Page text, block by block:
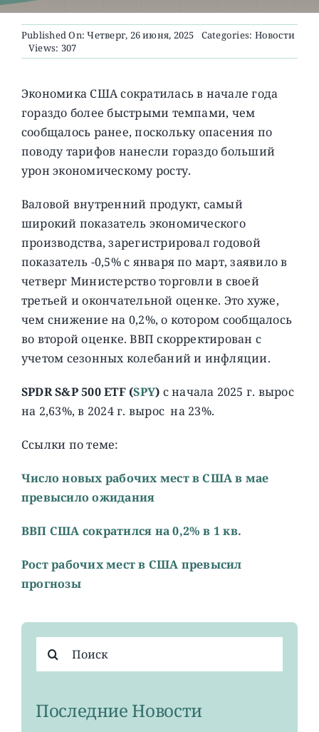
О ПРОЕКТЕ
Published On: Четверг, 26 июня, 2025 Categories: Новости
Views: 307
Экономика США сократилась в начале года
гораздо более быстрыми темпами, чем
сообщалось ранее, поскольку опасения по
поводу тарифов нанесли гораздо больший
урон экономическому росту.
Валовой внутренний продукт, самый
широкий показатель экономического
производства, зарегистрировал годовой
показатель -0,5% с января по март, заявило в
четверг Министерство торговли в своей
третьей и окончательной оценке. Это хуже,
чем снижение на 0,2%, о котором сообщалось
во второй оценке. ВВП скорректирован с
учетом сезонных колебаний и инфляции.
SPDR S&P 500 ETF (SPY) с начала 2025 г. вырос
на 2,63%, в 2024 г. вырос на 23%.
Ссылки по теме:
Число новых рабочих мест в США в мае
превысило ожидания
ВВП США сократился на 0,2% в 1 кв.
Рост рабочих мест в США превысил
прогнозы
поиска:
Последние Новости